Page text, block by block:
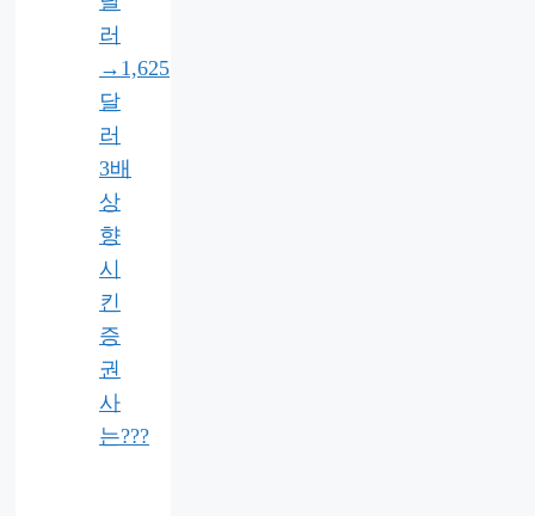
러
→1,625
달
러
3배
상
향
시
킨
증
권
사
는???